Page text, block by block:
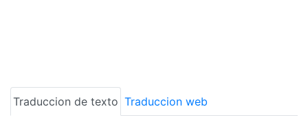
Traduccion de texto Traduccion web